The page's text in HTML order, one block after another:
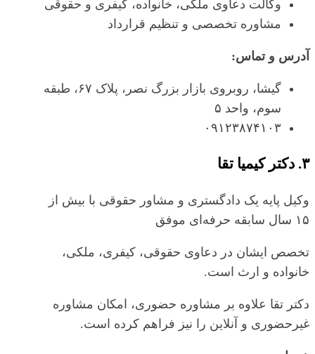
وکالت دعاوی ملکی، خانواده، کیفری و حقوقی
مشاوره تخصصی و تنظیم قرارداد
آدرس و تماس:
گیشا، روبروی بازار بزرگ نصر، پلاک ۶۷، طبقه
سوم، واحد ۵
۰۹۱۲۳۸۷۴۱۰۳
۳. دکتر کیمیا تقا
وکیل پایه یک دادگستری و مشاور حقوقی با بیش از
۱۵ سال سابقه حرفه‌ای موفق
تخصص ایشان در دعاوی حقوقی، کیفری، ملکی،
خانواده و ارث است.
دکتر تقا علاوه بر مشاوره حضوری، امکان مشاوره
غیرحضوری و آنلاین را نیز فراهم کرده است.